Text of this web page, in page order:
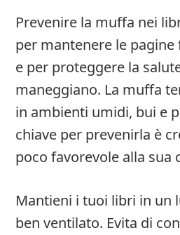
Prevenire la muffa nei
per mantenere le
e per proteggere la
maneggiano. La muffa
in ambienti umidi, bui e
chiave per prevenirla è
poco favorevole alla sua
Mantieni i tuoi libri in un
ben ventilato. Evita di